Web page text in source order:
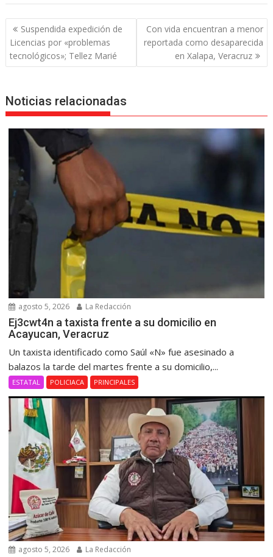
Navegación
de
entradas
Suspendida expedición de
Licencias por «problemas
tecnológicos»; Tellez Marié
Con vida encuentran a menor
reportada como desaparecida
en Xalapa, Veracruz
Noticias relacionadas
agosto 5, 2026 La Redacción
Ej3cwt4n a taxista frente a su domicilio en
Acayucan, Veracruz
Un taxista identificado como Saúl «N» fue asesinado a
balazos la tarde del martes frente a su domicilio,...
ESTATAL POLICIACA PRINCIPALES
agosto 5, 2026 La Redacción